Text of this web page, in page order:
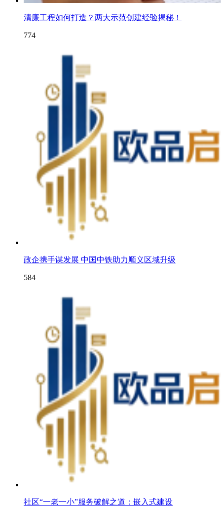
清廉工程如何打造？两大示范创建经验揭秘！
774
政企携手谋发展 中国中铁助力顺义区域升级
584
社区“一老一小”服务破解之道：嵌入式建设